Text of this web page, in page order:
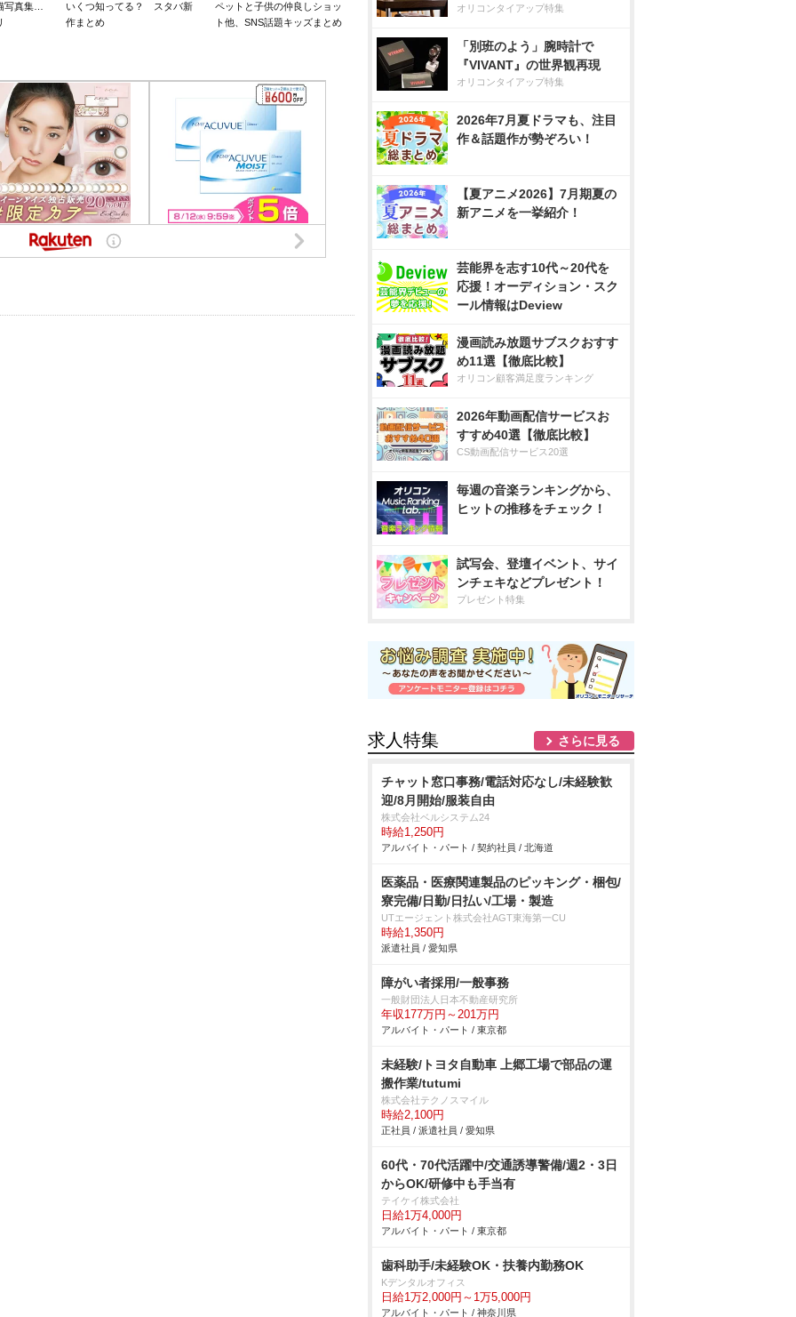
写真集…
いくつ知ってる？ スタバ新
作まとめ
ペットと子供の仲良しショッ
ト他、SNS話題キッズまとめ
オリコンタイアップ特集
「別班のよう」腕時計で
『VIVANT』の世界観再現
オリコンタイアップ特集
2026年7月夏ドラマも、注目
作＆話題作が勢ぞろい！
【夏アニメ2026】7月期夏の
新アニメを一挙紹介！
芸能界を志す10代～20代を
応援！オーディション・スク
ール情報はDeview
漫画読み放題サブスクおすす
め11選【徹底比較】
オリコン顧客満足度ランキング
2026年動画配信サービスお
すすめ40選【徹底比較】
CS動画配信サービス20選
毎週の音楽ランキングから、
ヒットの推移をチェック！
試写会、登壇イベント、サイ
ンチェキなどプレゼント！
プレゼント特集
求人特集 さらに見る
チャット窓口事務/電話対応なし/未経験歓
迎/8月開始/服装自由
株式会社ベルシステム24
時給1,250円
アルバイト・パート / 契約社員 / 北海道
医薬品・医療関連製品のピッキング・梱包/
寮完備/日勤/日払い/工場・製造
UTエージェント株式会社AGT東海第一CU
時給1,350円
派遣社員 / 愛知県
障がい者採用/一般事務
一般財団法人日本不動産研究所
年収177万円～201万円
アルバイト・パート / 東京都
未経験/トヨタ自動車 上郷工場で部品の運
搬作業/tutumi
株式会社テクノスマイル
時給2,100円
正社員 / 派遣社員 / 愛知県
60代・70代活躍中/交通誘導警備/週2・3日
からOK/研修中も手当有
テイケイ株式会社
日給1万4,000円
アルバイト・パート / 東京都
歯科助手/未経験OK・扶養内勤務OK
Kデンタルオフィス
日給1万2,000円～1万5,000円
アルバイト・パート / 神奈川県